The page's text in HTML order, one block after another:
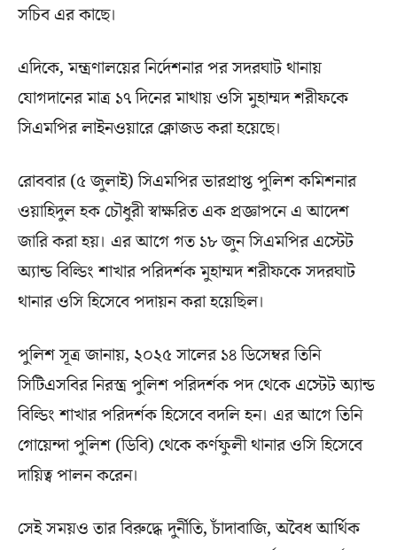
সচিব এর কাছে।
এদিকে, মন্ত্রণালয়ের নির্দেশনার পর সদরঘাট থানায়
যোগদানের মাত্র ১৭ দিনের মাথায় ওসি মুহাম্মদ শরীফকে
সিএমপির লাইনওয়ারে ক্লোজড করা হয়েছে।
রোববার (৫ জুলাই) সিএমপির ভারপ্রাপ্ত পুলিশ কমিশনার
ওয়াহিদুল হক চৌধুরী স্বাক্ষরিত এক প্রজ্ঞাপনে এ আদেশ
জারি করা হয়। এর আগে গত ১৮ জুন সিএমপির এস্টেট
অ্যান্ড বিল্ডিং শাখার পরিদর্শক মুহাম্মদ শরীফকে সদরঘাট
থানার ওসি হিসেবে পদায়ন করা হয়েছিল।
পুলিশ সূত্র জানায়, ২০২৫ সালের ১৪ ডিসেম্বর তিনি
সিটিএসবির নিরস্ত্র পুলিশ পরিদর্শক পদ থেকে এস্টেট অ্যান্ড
বিল্ডিং শাখার পরিদর্শক হিসেবে বদলি হন। এর আগে তিনি
গোয়েন্দা পুলিশ (ডিবি) থেকে কর্ণফুলী থানার ওসি হিসেবে
দায়িত্ব পালন করেন।
সেই সময়ও তার বিরুদ্ধে দুর্নীতি, চাঁদাবাজি, অবৈধ আর্থিক